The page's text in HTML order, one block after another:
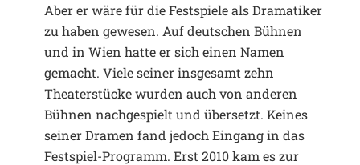
Aber er wäre für die Festspiele als Dramatiker
zu haben gewesen. Auf deutschen Bühnen
und in Wien hatte er sich einen Namen
gemacht. Viele seiner insgesamt zehn
Theaterstücke wurden auch von anderen
Bühnen nachgespielt und übersetzt. Keines
seiner Dramen fand jedoch Eingang in das
Festspiel-Programm. Erst 2010 kam es zur